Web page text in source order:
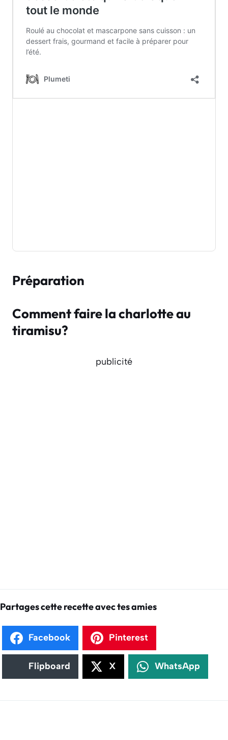
Préparation
Comment faire la charlotte au
tiramisu?
publicité
Partages cette recette avec tes amies
Facebook Pinterest
Flipboard X WhatsApp